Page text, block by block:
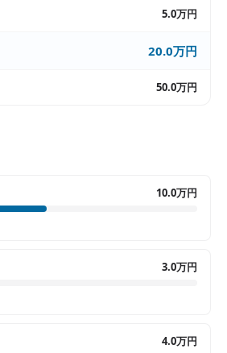
5.0万円
20.0万円
50.0万円
10.0万円
3.0万円
4.0万円